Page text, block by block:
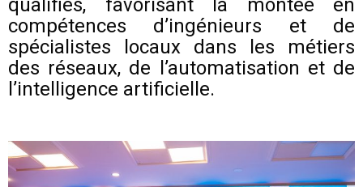
qualifiés, favorisant la montée en
compétences d’ingénieurs et de
spécialistes locaux dans les métiers
des réseaux, de l’automatisation et de
l’intelligence artificielle.